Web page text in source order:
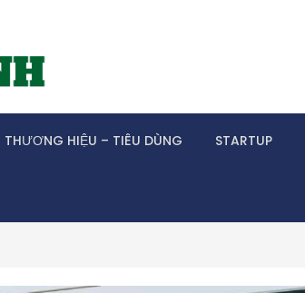
THƯƠNG HIỆU – TIÊU DÙNG STARTUP